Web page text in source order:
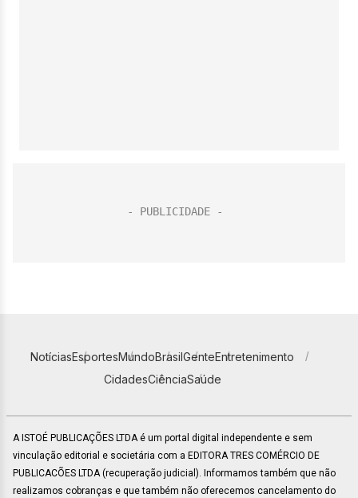
NotíciasEsportesMundoBrasilGenteEntretenimento
CidadesCiênciaSaúde
A ISTOÉ PUBLICAÇÕES LTDA é um portal digital independente e sem
vinculação editorial e societária com a EDITORA TRES COMÉRCIO DE
PUBLICACÕES LTDA (recuperação judicial). Informamos também que não
realizamos cobranças e que também não oferecemos cancelamento do